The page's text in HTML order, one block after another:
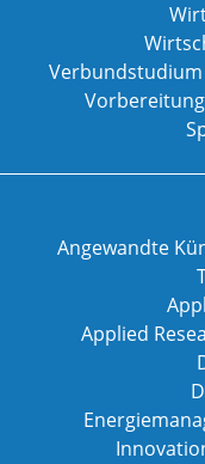
Angewandte
Applied